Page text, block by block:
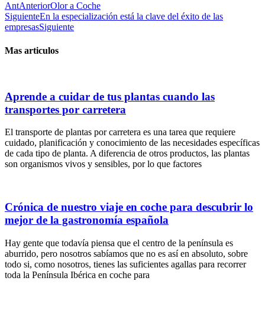
AntAnteriorOlor a Coche
SiguienteEn la especialización está la clave del éxito de las
empresasSiguiente
Mas articulos
Aprende a cuidar de tus plantas cuando las
transportes por carretera
El transporte de plantas por carretera es una tarea que requiere
cuidado, planificación y conocimiento de las necesidades específicas
de cada tipo de planta. A diferencia de otros productos, las plantas
son organismos vivos y sensibles, por lo que factores
Crónica de nuestro viaje en coche para descubrir lo
mejor de la gastronomía española
Hay gente que todavía piensa que el centro de la península es
aburrido, pero nosotros sabíamos que no es así en absoluto, sobre
todo si, como nosotros, tienes las suficientes agallas para recorrer
toda la Península Ibérica en coche para